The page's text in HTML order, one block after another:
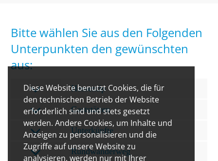
Diese Website benutzt Cookies, die für
den technischen Betrieb der Website
erforderlich sind und stets gesetzt
werden. Andere Cookies, um Inhalte und
Anzeigen zu personalisieren und die
Zugriffe auf unsere Website zu
analysieren, werden nur mit Ihrer
Bitte wählen Sie aus den Folgenden
Unterpunkten den gewünschten
aus:
Hessentip
Gaststätten
Unterkünfte
Rundwanderweg